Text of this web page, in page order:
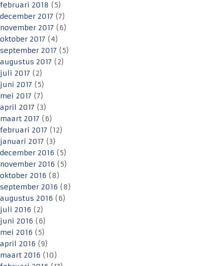
februari 2018 (5)
december 2017 (7)
november 2017 (6)
oktober 2017 (4)
september 2017 (5)
augustus 2017 (2)
juli 2017 (2)
juni 2017 (5)
mei 2017 (7)
april 2017 (3)
maart 2017 (6)
februari 2017 (12)
januari 2017 (3)
december 2016 (5)
november 2016 (5)
oktober 2016 (8)
september 2016 (8)
augustus 2016 (6)
juli 2016 (2)
juni 2016 (6)
mei 2016 (5)
april 2016 (9)
maart 2016 (10)